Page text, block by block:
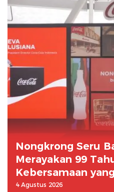
Nongkrong Seru
Merayakan 99
Kebersamaan
Generasi Indonesia
4 Agustus 2026